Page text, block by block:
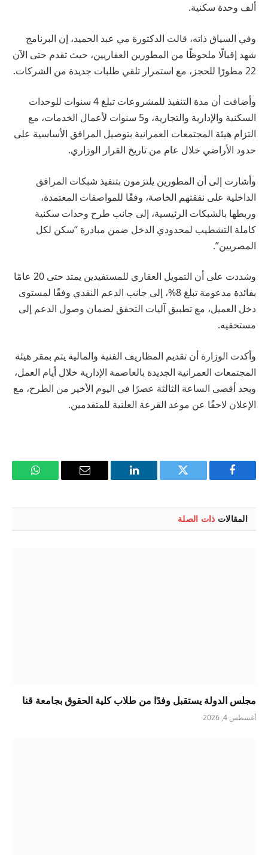
ألف وحدة سكنية.
وفي السياق ذاته، قالت الدكتورة مي عبد الحميد، إن البرنامج
شهد إقبالًا ملحوظًا من المطورين العقاريين، حيث تقدم حتى الآن
22 مطورًا للحجز، مع استمرار تلقي طلبات جديدة من الشركات.
وأضافت أن مدة التنفيذ للمشروعات تبلغ 4 سنوات للوحدات
السكنية والإدارية والتجارية، و5 سنوات لأعمال الخدمات، مع
التزام هيئة المجتمعات العمرانية بتوصيل المرافق الأساسية على
حدود الأراضي خلال عام من تاريخ القرار الوزاري.
وأشارت إلى أن المطورين يلتزمون بتنفيذ شبكات المرافق
الداخلية على نفقتهم الخاصة، وفقًا للمواصفات المعتمدة،
وربطها بالشبكات الرئيسية، إلى جانب طرح وحدات سكنية
كاملة التشطيب لمحدودي الدخل ضمن مبادرة “سكن لكل
المصريين”.
وشددت على أن التمويل العقاري للمستفيدين يمتد حتى 20 عامًا
بفائدة مدعومة تبلغ 8%، إلى جانب الدعم النقدي وفقًا لمستوى
دخل العميل، مع تطبيق آليات التحقق لضمان وصول الدعم إلى
مستحقيه.
وأكدت الوزارة أن تقديم المظاريف الفنية والمالية يتم بمقر هيئة
المجتمعات العمرانية الجديدة بالعاصمة الإدارية خلال أيام العمل،
وبحد أقصى الساعة الثالثة عصرًا في اليوم الأخير من الطرح، مع
الإعلان لاحقًا عن موعد القرعة العلنية للمتقدمين.
فيسبوك تويتر لينكدإن
البريد
واتساب
المقالات ذات الصلة
مجلس الدولة يستقبل وفدًا من طلاب كلية الحقوق بجامعة قنا
أغسطس 4, 2026